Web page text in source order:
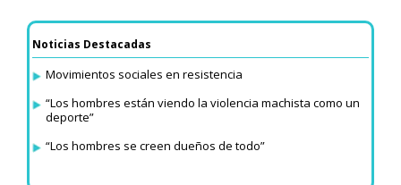
Noticias Destacadas
Movimientos sociales en resistencia
“Los hombres están viendo la violencia machista como un
deporte”
“Los hombres se creen dueños de todo”